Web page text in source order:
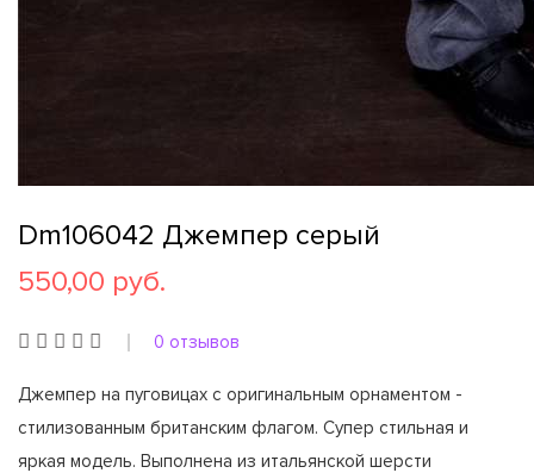
Dm106042 Джемпер серый
550,00 руб.
0 отзывов
Джемпер на пуговицах с оригинальным орнаментом -
стилизованным британским флагом. Супер стильная и
яркая модель. Выполнена из итальянской шерсти